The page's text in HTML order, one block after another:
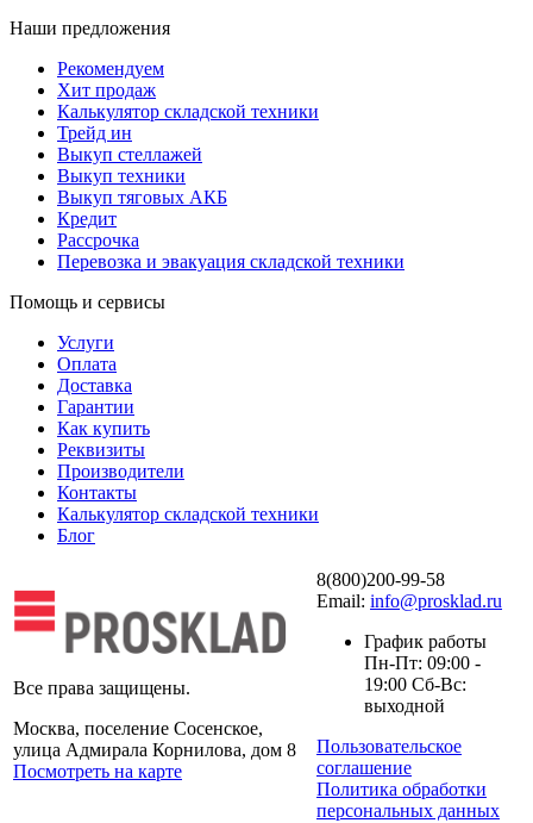
Наши предложения
Рекомендуем
Хит продаж
Калькулятор складской техники
Трейд ин
Выкуп стеллажей
Выкуп техники
Выкуп тяговых АКБ
Кредит
Рассрочка
Перевозка и эвакуация складской техники
Помощь и сервисы
Услуги
Оплата
Доставка
Гарантии
Как купить
Реквизиты
Производители
Контакты
Калькулятор складской техники
Блог
Все права защищены.
Москва, поселение Сосенское,
улица Адмирала Корнилова, дом 8
Посмотреть на карте
8(800)200-99-58
Email: info@prosklad.ru
График работы
Пн-Пт: 09:00 -
19:00 Сб-Вс:
выходной
Пользовательское
соглашение
Политика обработки
персональных данных